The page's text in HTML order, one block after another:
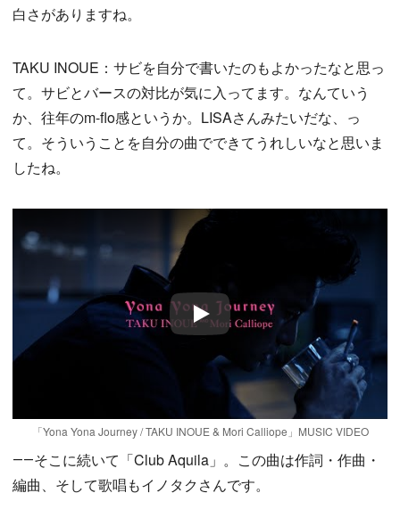
白さがありますね。
TAKU INOUE：サビを自分で書いたのもよかったなと思っ
て。サビとバースの対比が気に入ってます。なんていう
か、往年のm-flo感というか。LISAさんみたいだな、っ
て。そういうことを自分の曲でできてうれしいなと思いま
したね。
Play
「Yona Yona Journey / TAKU INOUE & Mori Calliope」MUSIC VIDEO
――そこに続いて「Club Aquila」。この曲は作詞・作曲・
編曲、そして歌唱もイノタクさんです。